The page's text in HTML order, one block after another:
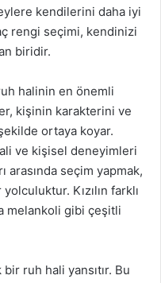
kendilerini daha iyi
rengi seçimi, kendinizi
biridir.
halinin en önemli
kişinin karakterini ve
ortaya koyar.
ve kişisel deneyimleri
arasında seçim yapmak,
Kızılın farklı
melankoli gibi çeşitli
bir ruh hali yansıtır. Bu